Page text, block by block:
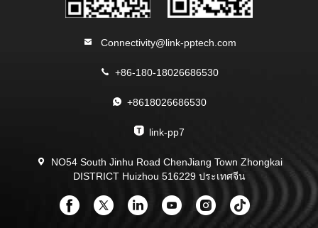
Connectivity@link-pptech.com
+86-180-18026686530
+8618026686530
link-pp7
NO54 South Jinhu Road ChenJiang Town Zhongkai
DISTRICT Huizhou 516229 ประเทศจีน